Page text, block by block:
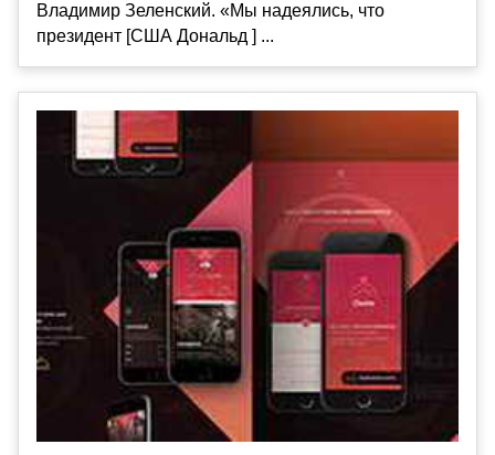
Владимир Зеленский. «Мы надеялись, что
президент [США Дональд ] ...